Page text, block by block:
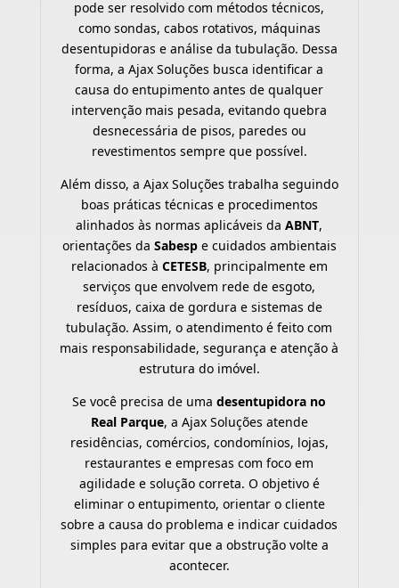
pode ser resolvido com métodos técnicos,
como sondas, cabos rotativos, máquinas
desentupidoras e análise da tubulação. Dessa
forma, a Ajax Soluções busca identificar a
causa do entupimento antes de qualquer
intervenção mais pesada, evitando quebra
desnecessária de pisos, paredes ou
revestimentos sempre que possível.
Além disso, a Ajax Soluções trabalha seguindo
boas práticas técnicas e procedimentos
alinhados às normas aplicáveis daABNT,
orientações da Sabespe cuidados ambientais
relacionados à CETESB, principalmente em
serviços que envolvem rede de esgoto,
resíduos, caixa de gordura e sistemas de
tubulação. Assim, o atendimento é feito com
mais responsabilidade, segurança e atenção à
estrutura do imóvel.
Se você precisa de umadesentupidora no
Real Parque, a Ajax Soluções atende
residências, comércios, condomínios, lojas,
restaurantes e empresas com foco em
agilidade e solução correta. O objetivo é
eliminar o entupimento, orientar o cliente
sobre a causa do problema e indicar cuidados
simples para evitar que a obstrução volte a
acontecer.